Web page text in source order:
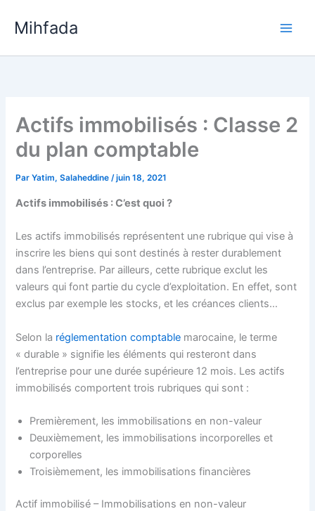
Mihfada
Actifs immobilisés : Classe 2
du plan comptable
ParYatim, Salaheddine/juin 18, 2021
Actifs immobilisés : C’est quoi ?
Les actifs immobilisés représentent une rubrique qui vise à
inscrire les biens qui sont destinés à rester durablement
dans l’entreprise. Par ailleurs, cette rubrique exclut les
valeurs qui font partie du cycle d’exploitation. En effet, sont
exclus par exemple les stocks, et les créances clients…
Selon la réglementation comptable marocaine, le terme
« durable » signifie les éléments qui resteront dans
l’entreprise pour une durée supérieure 12 mois. Les actifs
immobilisés comportent trois rubriques qui sont :
Premièrement, les immobilisations en non-valeur
Deuxièmement, les immobilisations incorporelles et
corporelles
Troisièmement, les immobilisations financières
Actif immobilisé – Immobilisations en non-valeur